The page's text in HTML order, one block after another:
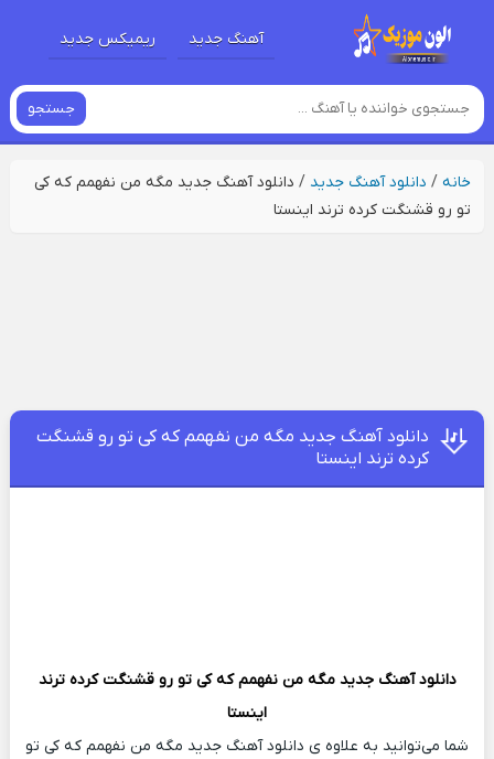
آهنگ جدید ریمیکس جدید
جستجو
خانه/ دانلود آهنگ جدید / دانلود آهنگ جدید مگه من نفهمم که کی
تو رو قشنگت کرده ترند اینستا
دانلود آهنگ جدید مگه من نفهمم که کی تو رو قشنگت
کرده ترند اینستا
دانلود آهنگ جدید مگه من نفهمم که کی تو رو قشنگت کرده ترند
اینستا
شما می‌توانید به علاوه ی دانلود آهنگ جدید مگه من نفهمم که کی تو